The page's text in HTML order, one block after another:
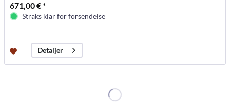
671,00 € *
Straks klar for forsendelse
Detaljer